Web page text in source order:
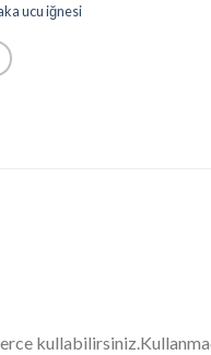
ucu iğnesi